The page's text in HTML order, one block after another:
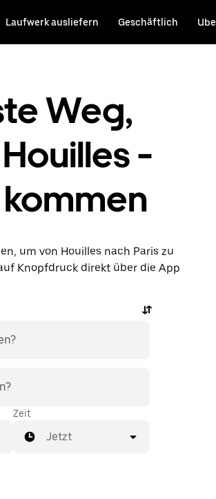
Laufwerk ausliefern Geschäftlich
Weg,
-
kommen
um von Houilles nach Paris zu
Knopfdruck direkt über die App
Zeit
Jetzt